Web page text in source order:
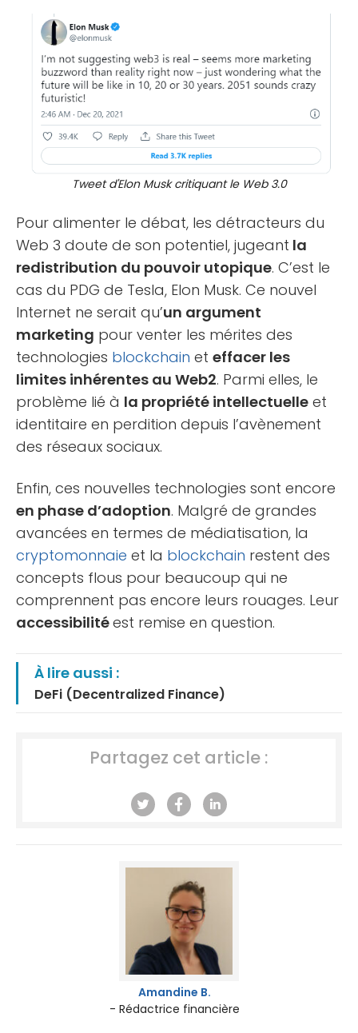
Tweet d'Elon Musk critiquant le Web 3.0
Pour alimenter le débat, les détracteurs du
Web 3 doute de son potentiel, jugeant la
redistribution du pouvoir utopique. C’est le
cas du PDG de Tesla, Elon Musk. Ce nouvel
Internet ne serait qu’un argument
marketing pour venter les mérites des
technologies blockchain et effacer les
limites inhérentes au Web2. Parmi elles, le
problème lié à la propriété intellectuelle et
identitaire en perdition depuis l’avènement
des réseaux sociaux.
Enfin, ces nouvelles technologies sont encore
en phase d’adoption. Malgré de grandes
avancées en termes de médiatisation, la
cryptomonnaie et la blockchain restent des
concepts flous pour beaucoup qui ne
comprennent pas encore leurs rouages. Leur
accessibilitéest remise en question.
À lire aussi :
DeFi (Decentralized Finance)
Partagez cet article :
Amandine B.
- Rédactrice financière